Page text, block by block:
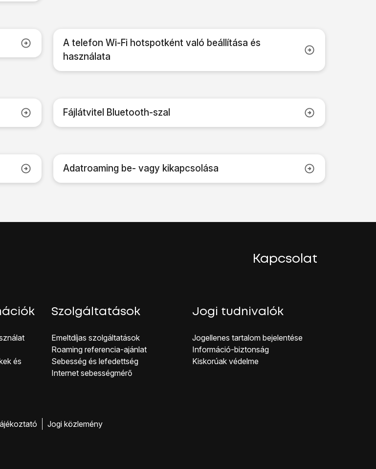
A telefon Wi-Fi hotspotként való beállítása és
használata
Fájlátvitel Bluetooth-szal
Adatroaming be- vagy kikapcsolása
Kapcsolat
és
Szolgáltatások
Emeltdíjas szolgáltatások
Roaming referencia-ajánlat
Sebesség és lefedettség
Internet sebességmérő
Jogi tudnivalók
Jogellenes ta rtalom bejelentése
Inf ormáció-biztonság
Kiskorúak véd elme
Jogi közlemény